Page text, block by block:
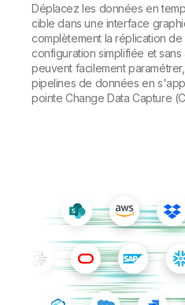
Déplacez les données en
cible dans une interface
complètement la réplication
configuration simplifiée et
peuvent facilement
pipelines de données en
pointe Change Data Capture